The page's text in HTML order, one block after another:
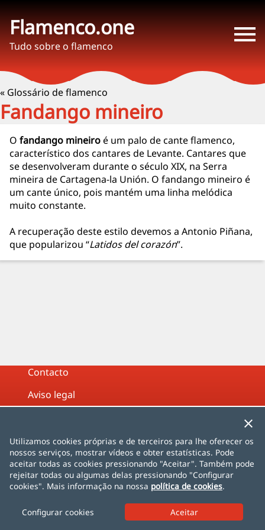
Flamenco.one
Tudo sobre o flamenco
« Glossário de flamenco
Fandango mineiro
O fandango mineiroé um palo de cante flamenco,
característico dos cantares de Levante. Cantares que
se desenvolveram durante o século XIX, na Serra
mineira de Cartagena-la Unión. O fandango mineiro é
um cante único, pois mantém uma linha melódica
muito constante.
A recuperação deste estilo devemos a Antonio Piñana,
que popularizou “Latidos del corazón”.
Contacto
Aviso legal
Política de cookies
Mapa do site
ItalianoPortuguêsčeštinadanskNederlands
norskpolskiromână 日本語한국어
AlhambraDeGranada.org InSpain.org
Utilizamos cookies próprias e de terceiros para lhe oferecer os
nossos serviços, mostrar vídeos e obter estatísticas. Pode
aceitar todas as cookies pressionando "Aceitar". Também pode
rejeitar todas ou algumas delas pressionando "Configurar
cookies". Mais informação na nossa política de cookies.
Configurar cookies